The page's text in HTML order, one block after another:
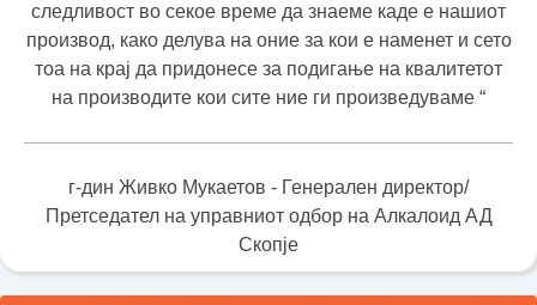
следливост во секое време да знаеме каде е нашиот
производ, како делува на оние за кои е наменет и сето
тоа на крај да придонесе за подигање на квалитетот
на производите кои сите ние ги произведуваме “
г-дин Живко Мукаетов - Генерален директор/
Претседател на управниот одбор на Алкалоид АД
Скопје